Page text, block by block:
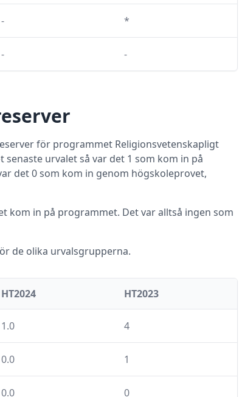
- *
- -
för programmet Religionsvetenskapligt
senaste urvalet så var det 1 som kom in på
det0som kom in genom högskoleprovet,
kom in på programmet. Det var alltså ingen som
de olika urvalsgrupperna.
HT2024 HT2023
1.0 4
0.0 1
0.0 0